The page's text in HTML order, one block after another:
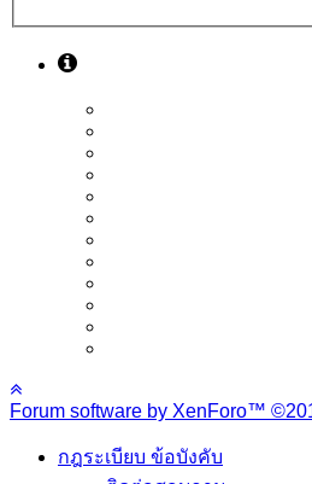
Forum software by XenForo™
กฎระเบียบ ข้อบังคับ